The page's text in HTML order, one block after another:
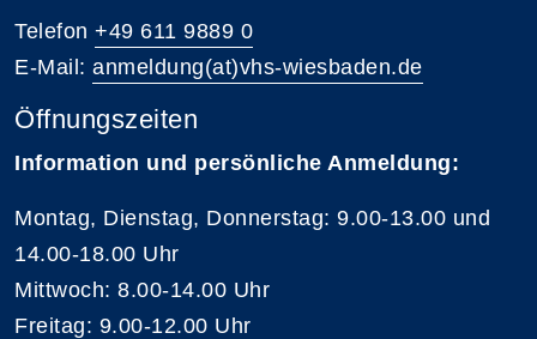
Telefon +49 611 9889 0
E-Mail: anmeldung(at)vhs-wiesbaden.de
Öffnungszeiten
Information und persönliche Anmeldung:
Montag, Dienstag, Donnerstag: 9.00-13.00 und
14.00-18.00 Uhr
Mittwoch: 8.00-14.00 Uhr
Freitag: 9.00-12.00 Uhr